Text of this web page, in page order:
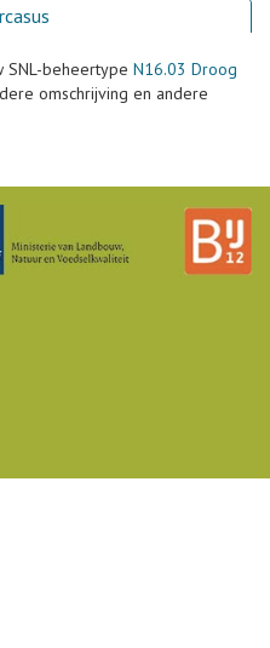
SNL-beheertype N16.03 Droog
omschrijving en andere